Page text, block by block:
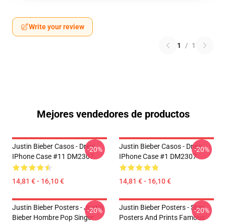
Write your review
1 / 1
Mejores vendedores de productos
Justin Bieber Casos - Drew
IPhone Case #11 DM2307
14,81 € - 16,10 €
-20%
Justin Bieber Casos - Drew
IPhone Case #1 DM2307
14,81 € - 16,10 €
-20%
Justin Bieber Posters - Justin
Bieber Hombre Pop Singer
-20%
Justin Bieber Posters - Star
Posters And Prints Famous
-20%